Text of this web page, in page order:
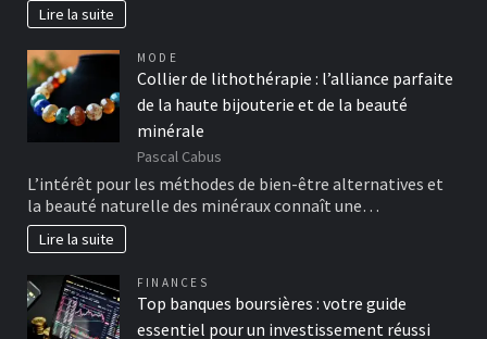
Lire la suite
MODE
Collier de lithothérapie : l’alliance parfaite
de la haute bijouterie et de la beauté
minérale
Pascal Cabus
L’intérêt pour les méthodes de bien-être alternatives et
la beauté naturelle des minéraux connaît une…
Lire la suite
FINANCES
Top banques boursières : votre guide
essentiel pour un investissement réussi